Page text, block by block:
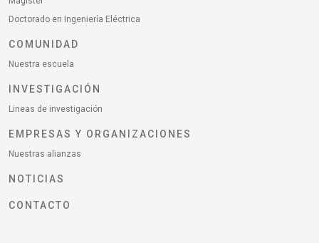
Doctorado en Ingeniería Eléctrica
COMUNIDAD
Nuestra escuela
INVESTIGACIÓN
Lineas de investigación
EMPRESAS Y ORGANIZACIONES
Nuestras alianzas
NOTICIAS
CONTACTO